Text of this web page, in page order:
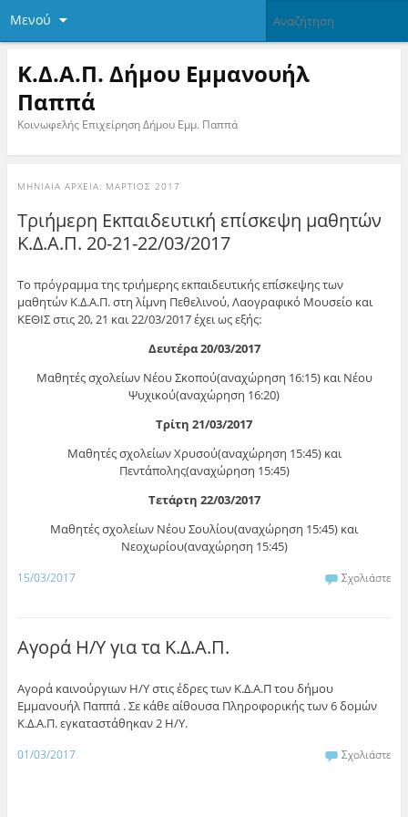
Μενού
Κ.Δ.Α.Π. Δήμου Εμμανουήλ
Παππά
Κοινωφελής Επιχείρηση Δήμου Εμμ. Παππά
ΜΗΝΙΑΊΑ ΑΡΧΕΊΑ: ΜΆΡΤΙΟΣ 2017
Τριήμερη Εκπαιδευτική επίσκεψη μαθητών
Κ.Δ.Α.Π. 20-21-22/03/2017
Το πρόγραμμα της τριήμερης εκπαιδευτικής επίσκεψης των
μαθητών Κ.Δ.Α.Π. στη λίμνη Πεθελινού, Λαογραφικό Μουσείο και
ΚΕΘΙΣ στις 20, 21 και 22/03/2017 έχει ως εξής:
Δευτέρα 20/03/2017
Μαθητές σχολείων Νέου Σκοπού(αναχώρηση 16:15) και Νέου
Ψυχικού(αναχώρηση 16:20)
Τρίτη 21/03/2017
Μαθητές σχολείων Χρυσού(αναχώρηση 15:45) και
Πεντάπολης(αναχώρηση 15:45)
Τετάρτη 22/03/2017
Μαθητές σχολείων Νέου Σουλίου(αναχώρηση 15:45) και
Νεοχωρίου(αναχώρηση 15:45)
15/03/2017 Σχολιάστε
Αγορά Η/Υ για τα Κ.Δ.Α.Π.
Αγορά καινούργιων Η/Υ στις έδρες των Κ.Δ.Α.Π του δήμου
Εμμανουήλ Παππά . Σε κάθε αίθουσα Πληροφορικής των 6 δομών
Κ.Δ.Α.Π. εγκαταστάθηκαν 2 Η/Υ.
01/03/2017 Σχολιάστε